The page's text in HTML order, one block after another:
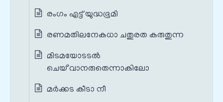
രംഗം എട്ട് യുദ്ധഭൂമി
രണമതിലനേകധാ ചതുരത കരുതുന്ന
മിടമയോടടൽ
ചെയ്`വാനരുതെന്നാകിലോ
മര്‍ക്കട കീടാ നീ